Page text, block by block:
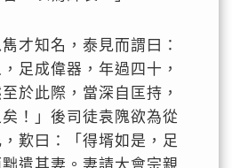
才知名，泰見而謂曰：
，足成偉器，年過四十，
於此際，當深自匡持，
！」後司徒袁隗欲為從
歎曰：「得壻如是，足